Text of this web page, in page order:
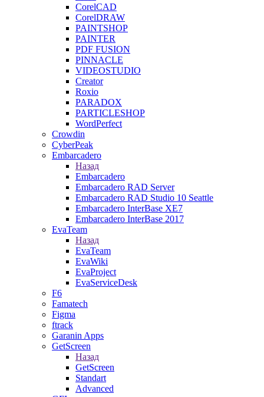
CorelCAD
CorelDRAW
PAINTSHOP
PAINTER
PDF FUSION
PINNACLE
VIDEOSTUDIO
Creator
Roxio
PARADOX
PARTICLESHOP
WordPerfect
Crowdin
CyberPeak
Embarcadero
Назад
Embarcadero
Embarcadero RAD Server
Embarcadero RAD Studio 10 Seattle
Embarcadero InterBase XE7
Embarcadero InterBase 2017
EvaTeam
Назад
EvaTeam
EvaWiki
EvaProject
EvaServiceDesk
F6
Famatech
Figma
ftrack
Garanin Apps
GetScreen
Назад
GetScreen
Standart
Advanced